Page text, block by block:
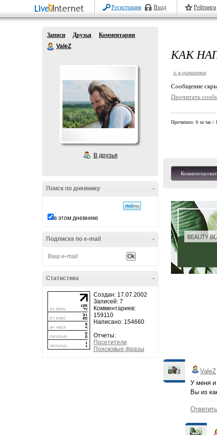
Регистрация Вход Рейтинги
Записи Друзья
Комментарии
ValeZ
В друзья
-
Поиск по дневнику
в этом дневнике
-
Подписка по e-mail
-
Статистика
Создан: 17.07.2002
Записей: 7
Комментариев:
159110
Написано: 154660
Отчеты:
Посетители
Поисковые фразы
КАК
+ в цитатник
Cообщение
Прочитать
Прочитало: 0 за час /
ValeZ
У меня и
Вы из
Ответить